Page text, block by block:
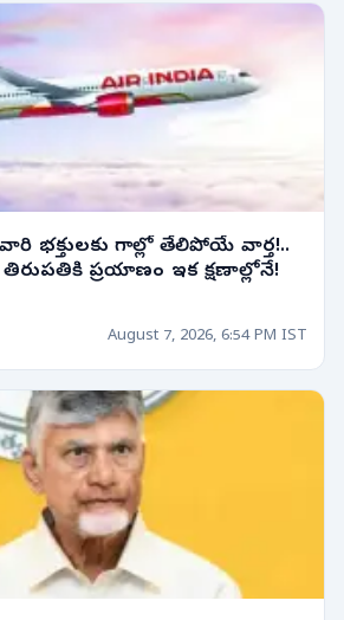
భక్తులకు గాల్లో తేలిపోయే వార్త!..
ప్రయాణం ఇక క్షణాల్లోనే!
August 7, 2026, 6:54 PM IST